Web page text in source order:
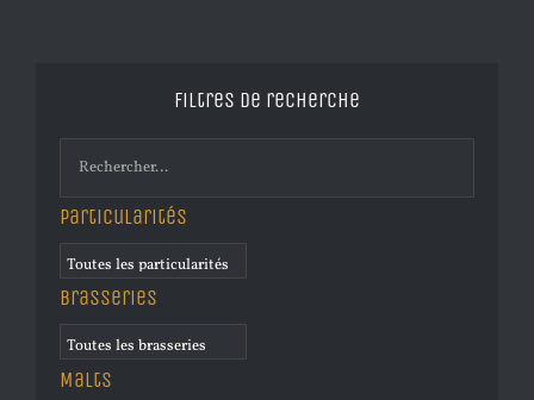
Filtres de recherche
Particularités
Brasseries
Malts